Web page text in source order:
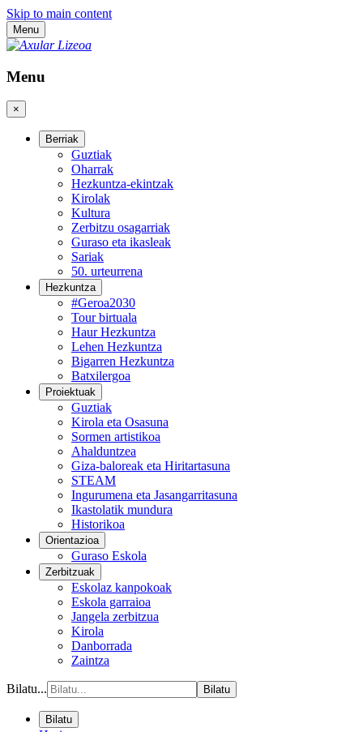
Skip to main content
Menu
Menu
×
Berriak
Guztiak
Oharrak
Hezkuntza-ekintzak
Kirolak
Kultura
Zerbitzu osagarriak
Guraso eta ikasleak
Sariak
50. urteurrena
Hezkuntza
#Geroa2030
Tour birtuala
Haur Hezkuntza
Lehen Hezkuntza
Bigarren Hezkuntza
Batxilergoa
Proiektuak
Guztiak
Kirola eta Osasuna
Sormen artistikoa
Ahalduntzea
Giza-baloreak eta Hiritartasuna
STEAM
Ingurumena eta Jasangarritasuna
Ikastolatik mundura
Historikoa
Orientazioa
Guraso Eskola
Zerbitzuak
Eskolaz kanpokoak
Eskola garraioa
Jangela zerbitzua
Kirola
Danborrada
Zaintza
Bilatu... Bilatu
Bilatu